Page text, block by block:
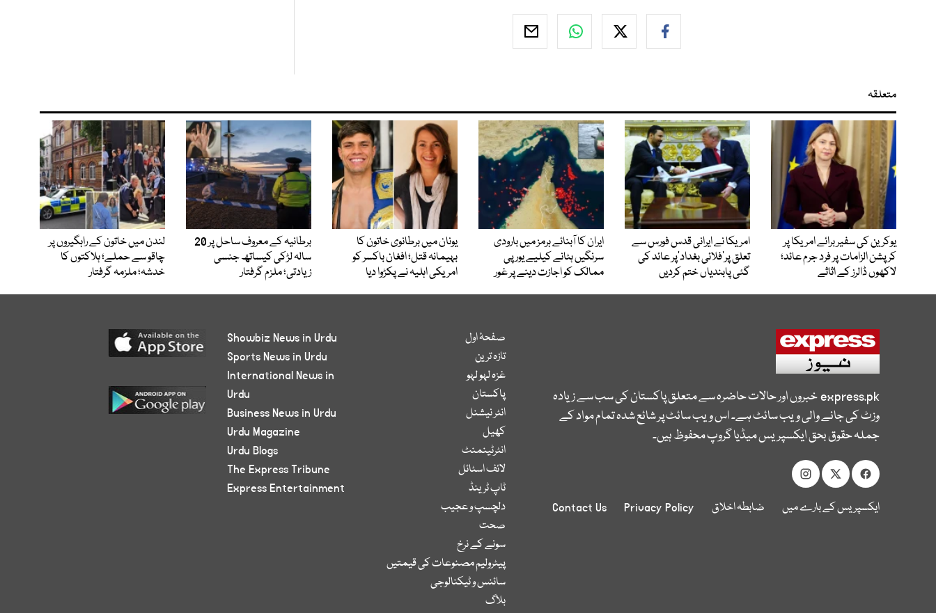
متعلقہ
یوکرین کی سفیر برائے امریکا پر
کرپشن الزامات پر فرد جرم عائد؛
لاکھوں ڈالرز کے اثاثے
امریکا نے ایرانی قدس فورس سے
تعلق پر’فلائی بغداد‘پر عائد کی
گئی پابندیاں ختم کردیں
ایران کا آبنائے ہرمز میں بارودی
سرنگیں ہٹانے کیلیے یورپی
ممالک کو اجازت دینے پر غور
یونان میں برطانوی خاتون کا
بہیمانہ قتل؛ افغان باکسر کو
امریکی اہلیہ نے پکڑوا دیا
برطانیہ کے معروف ساحل پر 20
سالہ لڑکی کیساتھ جنسی
زیادتی؛ ملزم گرفتار
لندن میں خاتون کے راہگیروں پر
چاقو سے حملے؛ ہلاکتوں کا
خدشہ؛ ملزمہ گرفتار
express.pkخبروں اور حالات حاضرہ سے متعلق پاکستان کی سب سے زیادہ
وزٹ کی جانے والی ویب سائٹ ہے۔ اس ویب سائٹ پر شائع شدہ تمام مواد کے
جملہ حقوق بحق ایکسپریس میڈیا گروپ محفوظ ہیں۔
ایکسپریس کے بارے میں ضابطہ اخلاق Privacy Policy
Contact Us
صفحۂ اول
تازہ ترین
غزہ لہو لہو
پاکستان
انٹر نیشنل
کھیل
انٹرٹینمنٹ
لائف اسٹائل
ٹاپ ٹرینڈ
دلچسپ و عجیب
صحت
سونے کے نرخ
پیٹرولیم مصنوعات کی قیمتیں
سائنس و ٹیکنالوجی
بلاگ
Showbiz News in Urdu
Sports News in Urdu
International News in
Urdu
Business News in Urdu
Urdu Magazine
Urdu Blogs
The Express Tribune
Express Entertainment